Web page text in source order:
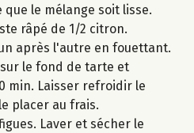
le mélange soit lisse.
râpé de 1/2 citron.
après l'autre en fouettant.
le fond de tarte et
min. Laisser refroidir le
placer au frais.
Laver et sécher le